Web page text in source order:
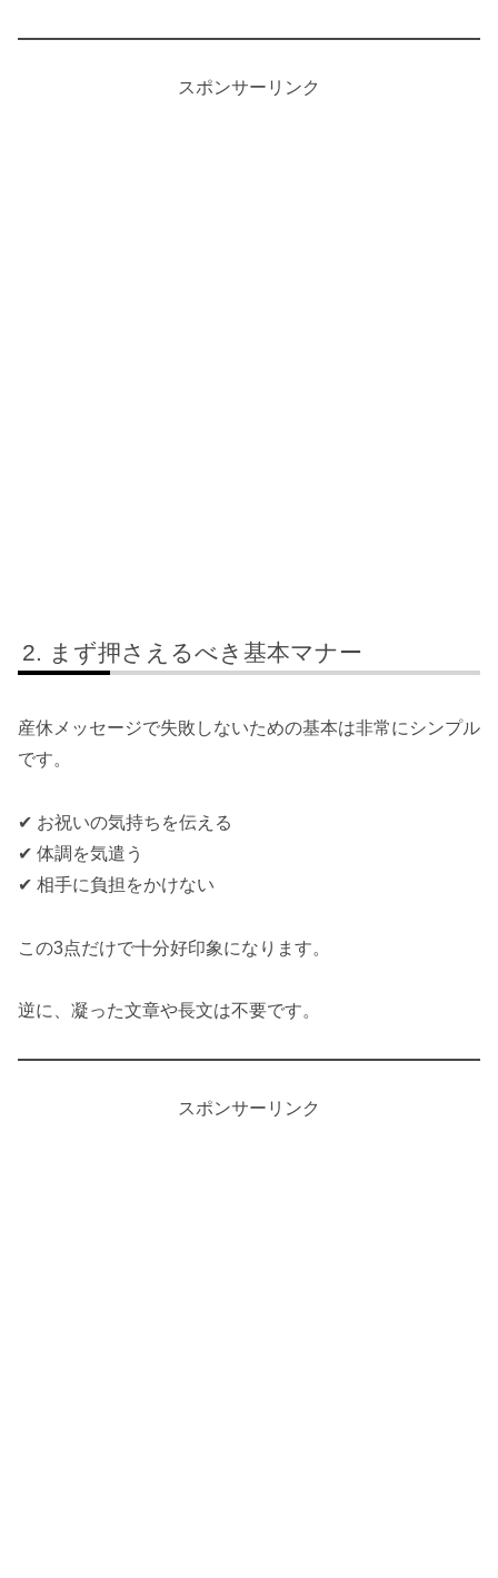
スポンサーリンク
まず押さえるべき基本マナー
産休メッセージで失敗しないための基本は非常にシンプル
です。
✔ お祝いの気持ちを伝える
✔ 体調を気遣う
✔ 相手に負担をかけない
この3点だけで十分好印象になります。
逆に、凝った文章や長文は不要です。
スポンサーリンク